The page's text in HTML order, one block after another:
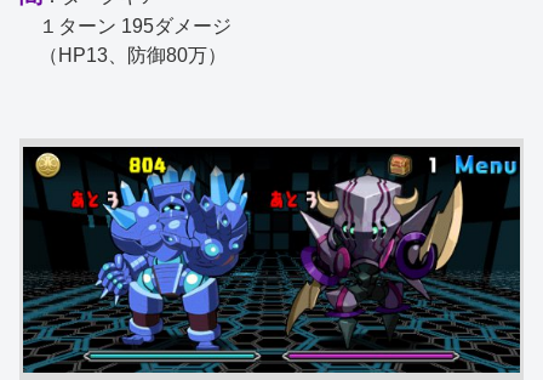
１ターン 195ダメージ
（HP13、防御80万）